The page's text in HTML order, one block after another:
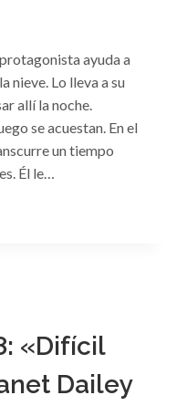
ayuda a
nieve. Lo lleva a su
allí la noche.
se acuestan. En el
un tiempo
Él le…
«Difícil
Dailey